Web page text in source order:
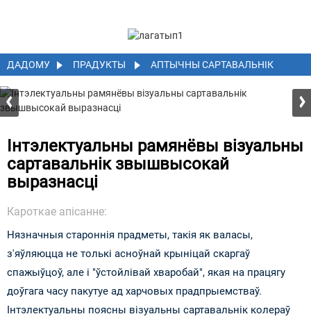
ДАДОМУ ПРАДУКТЫ АПТЫЧНЫ САРТАВАЛЬНІК
Інтэлектуальны рамянёвы візуальны
сартавальнік звышвысокай
выразнасці
Кароткае апісанне:
Нязначныя староннія прадметы, такія як валасы,
з'яўляюцца не толькі асноўнай крыніцай скаргаў
спажыўцоў, але і "ўстойлівай хваробай", якая на працягу
доўгага часу пакутуе ад харчовых прадпрыемстваў.
Інтэлектуальны поясны візуальны сартавальнік колераў